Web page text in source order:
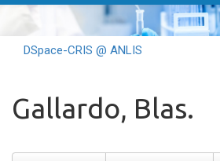
DSpace-CRIS @ ANLIS
Gallardo, Blas.